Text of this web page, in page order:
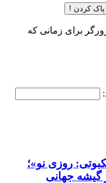
پاک کردن !
برای زمانی که
روزی نو»؛